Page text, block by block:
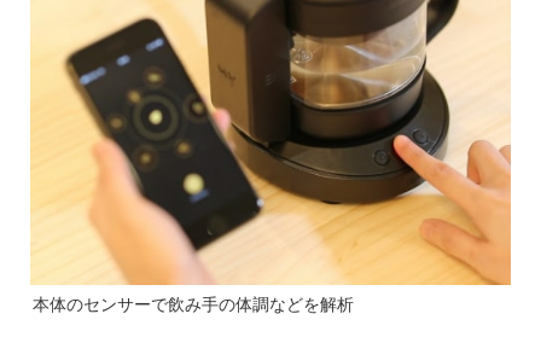
本体のセンサーで飲み手の体調などを解析